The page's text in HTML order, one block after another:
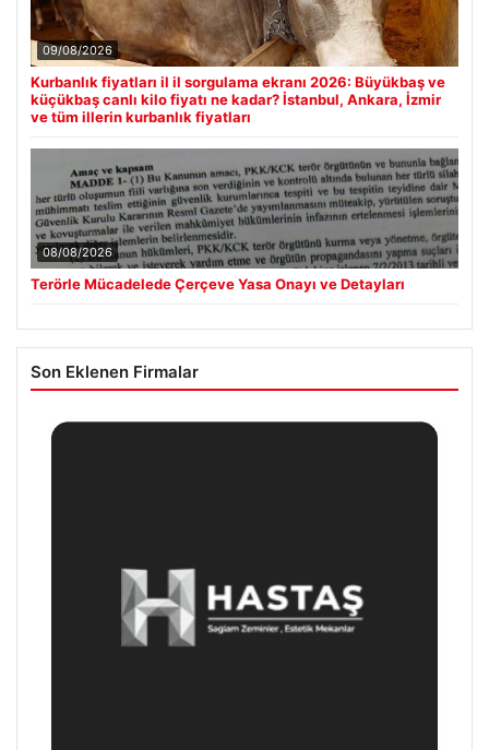
09/08/2026
Kurbanlık fiyatları il il sorgulama ekranı 2026: Büyükbaş ve
küçükbaş canlı kilo fiyatı ne kadar? İstanbul, Ankara, İzmir
ve tüm illerin kurbanlık fiyatları
08/08/2026
Terörle Mücadelede Çerçeve Yasa Onayı ve Detayları
Son Eklenen Firmalar